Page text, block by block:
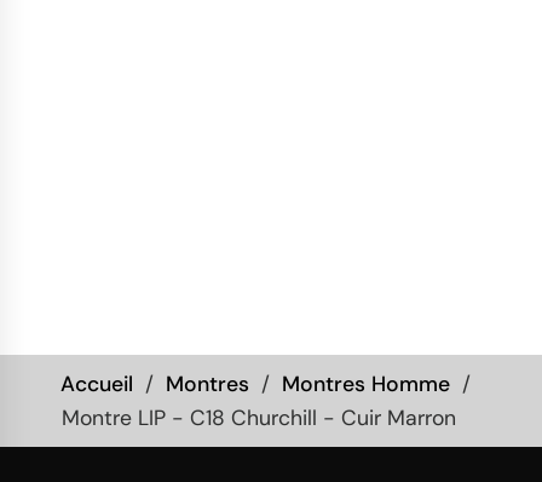
Accueil Montres
Montres Homme
Montre LIP - C18 Churchill - Cuir Marron